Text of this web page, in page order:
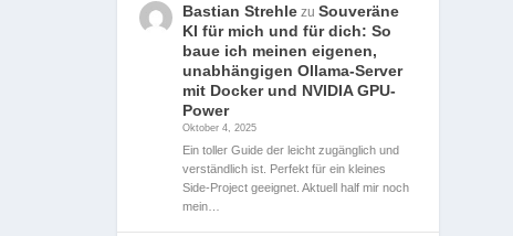
Bastian Strehle zuSouveräne
KI für mich und für dich: So
baue ich meinen eigenen,
unabhängigen Ollama-Server
mit Docker und NVIDIA GPU-
Power
Oktober 4, 2025
Ein toller Guide der leicht zugänglich und
verständlich ist. Perfekt für ein kleines
Side-Project geeignet. Aktuell half mir noch
mein…